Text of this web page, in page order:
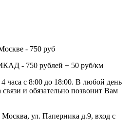
- 750 руб
- 750 рублей + 50 руб/км
часа с 8:00 до 18:00. В любой день
связи и обязательно позвонит Вам
ул. Паперника д.9, вход с